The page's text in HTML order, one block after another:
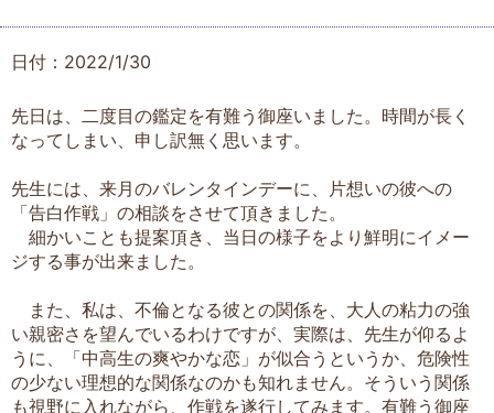
日付：2022/1/30
先日は、二度目の鑑定を有難う御座いました。時間が長く
なってしまい、申し訳無く思います。
先生には、来月のバレンタインデーに、片想いの彼への
「告白作戦」の相談をさせて頂きました。
細かいことも提案頂き、当日の様子をより鮮明にイメー
ジする事が出来ました。
また、私は、不倫となる彼との関係を、大人の粘力の強
い親密さを望んでいるわけですが、実際は、先生が仰るよ
うに、「中高生の爽やかな恋」が似合うというか、危険性
の少ない理想的な関係なのかも知れません。そういう関係
も視野に入れながら、作戦を遂行してみます。有難う御座